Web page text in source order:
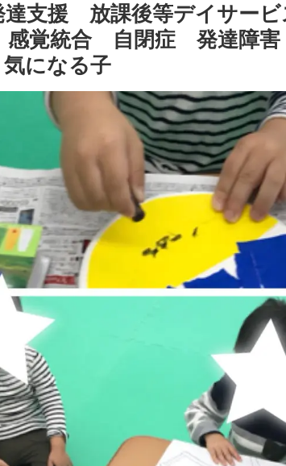
達支援 放課後等デイサー
感覚統合 自閉症 発達障
になる子